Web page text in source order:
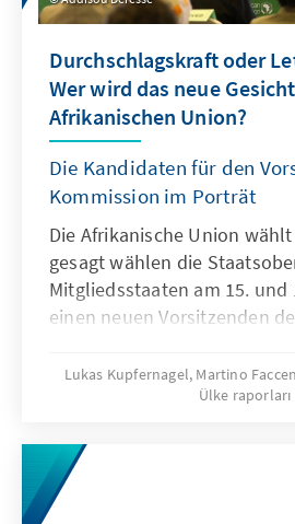
Einrichtung eines
Durchschlagskraft oder
Wer wird das neue
Afrikanischen Union?
Die Kandidaten für den
Kommission im Porträt
Die Afrikanische Union
gesagt wählen die
Mitgliedsstaaten am 15. und
einen neuen Vorsitzenden
Kommissaren und den
Unterorganisationen die
einfaches Unterfangen ist,
Doch wer sind die
sie und was bedeutet dies für
Lukas Kupfernagel, Martino
Ülke raporları